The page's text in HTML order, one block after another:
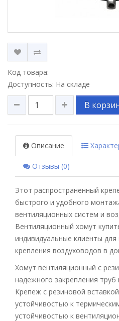
Код товара:
Доступность: На складе
В
Описание
Отзывы (0)
Этот распространенный
быстрого и удобного
вентиляционных систем и
Вентиляционный хомут
индивидуальные клиенты
крепления воздуховодов в
Хомут вентиляционный с
надежного закрепления труб
Крепеж с резиновой
устойчивостью к
устойчивостью к